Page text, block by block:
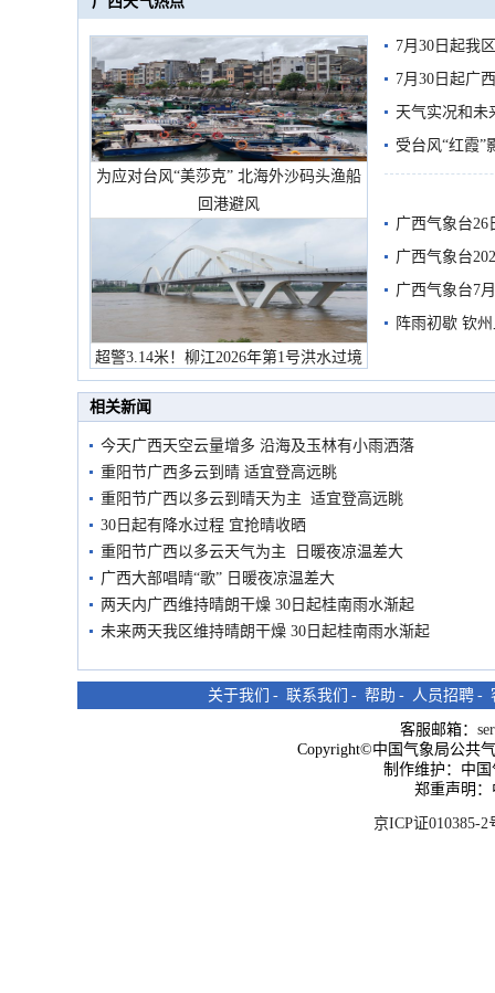
为应对台风“美莎克” 北海外沙码头渔船
回港避风
超警3.14米！柳江2026年第1号洪水过境
市民在堤岸见证汛况
7月30日起我
7月30日起广
天气实况和未
受台风“红霞”
有较强降雨
广西气象台26
广西气象台
预警
广西气象台7
阵雨初歇 钦
相关新闻
今天广西天空云量增多 沿海及玉林有小雨洒落
重阳节广西多云到晴 适宜登高远眺
重阳节广西以多云到晴天为主 适宜登高远眺
30日起有降水过程 宜抢晴收晒
重阳节广西以多云天气为主 日暖夜凉温差大
广西大部唱晴“歌” 日暖夜凉温差大
两天内广西维持晴朗干燥 30日起桂南雨水渐起
未来两天我区维持晴朗干燥 30日起桂南雨水渐起
关于我们 - 联系我们 - 帮助 - 人员招聘 -
客服邮箱：
Copyright©中国气象局公共
制作维护：中
郑重声明
京ICP证010385-2